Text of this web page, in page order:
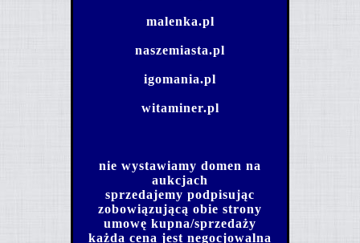
malenka.pl
naszemiasta.pl
igomania.pl
witaminer.pl
nie wystawiamy domen na
aukcjach
sprzedajemy podpisując
zobowiązującą obie strony
umowę kupna/sprzedaży
każda cena jest negocjowalna